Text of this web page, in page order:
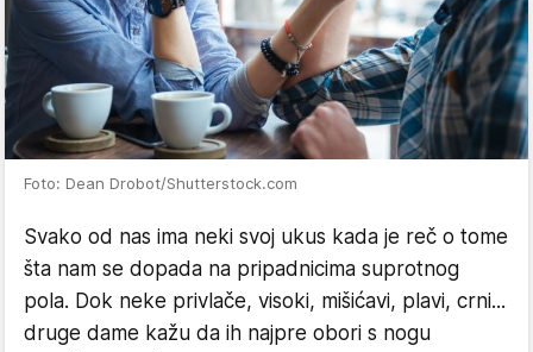
Foto: Dean Drobot/Shutterstock.com
Svako od nas ima neki svoj ukus kada je reč o tome
šta nam se dopada na pripadnicima suprotnog
pola. Dok neke privlače, visoki, mišićavi, plavi, crni...
druge dame kažu da ih najpre obori s nogu